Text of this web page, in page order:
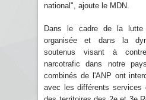
national", ajoute le MDN.
Dans le cadre de la lutte
organisée et dans la
soutenus visant à
narcotrafic dans notre
combinés de l'ANP ont
avec les différents services